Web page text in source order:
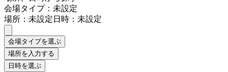
会場タイプ：未設定
場所：未設定日時：未設定
会場タイプを選ぶ
場所を入力する
日時を選ぶ